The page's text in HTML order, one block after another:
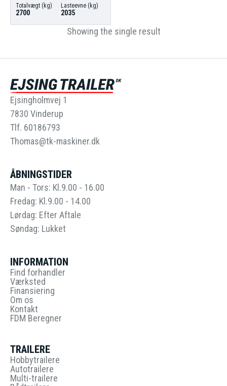
Showing the single result
Totalvægt (kg)
2700
Lasteevne (kg)
2035
Ejsingholmvej 1
7830 Vinderup
Tlf. 60186793
Thomas@tk-maskiner.dk
ÅBNINGSTIDER
Man - Tors: Kl.9.00 - 16.00
Fredag: Kl.9.00 - 14.00
Lørdag: Efter Aftale
Søndag: Lukket
INFORMATION
Find forhandler
Værksted
Finansiering
Om os
Kontakt
FDM Beregner
TRAILERE
Hobbytrailere
Autotrailere
Multi-trailere